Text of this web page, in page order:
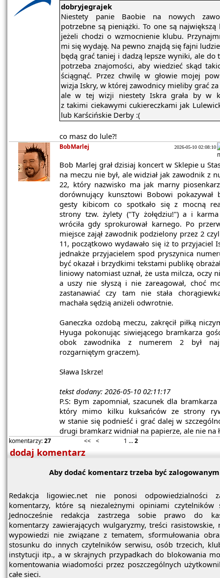
dobryjegrajek
Niestety panie Baobie na nowych
potrzebne są pieniążki. To one są największą
jeżeli chodzi o wzmocnienie klubu.
mi się wydaję. Na pewno znajdą się fajni
będą grać taniej i dadzą lepsze wyniki, ale do
potrzeba znajomości, aby wiedzieć skąd
ściągnąć. Przez chwilę w głowie mojej
wizja Iskry, w której zawodnicy mieliby grać
ale w tej wizji niestety Iskra grała by w
z takimi ciekawymi cukiereczkami jak
lub Karścińskie Derby :(
co masz do lule?!
BobMarlej 2026-05-10 02:08:10
Bob Marlej grał dzisiaj koncert w Sklepie u
na meczu nie był, ale widział jak zawodnik z
22, który nazwisko ma jak marny
dorównujący kunsztowi Bobowi pokazywał
gesty kibicom co spotkało się z mocną
strony tzw. żylety ("Ty żołędziu!") a i
wróciła gdy sprokurował karnego. Po
miejsce zajął zawodnik podzielony przez 2
11, początkowo wydawało się iż to przyjaciel
jednakże przyjacielem spod pryszynica
być okazał i brzydkimi tekstami publikę
liniowy natomiast uznał, że usta milcza, oczy
a uszy nie słyszą i nie zareagował, choć
zastanawiać czy tam nie stała
machała sędzią aniżeli odwrotnie.
Ganeczka ozdobą meczu, zakręcił piłką
Hyuga pokonując siwiejącego bramkarza
obok zawodnika z numerem 2 był
rozgarniętym graczem).
Sława Iskrze!
tekst dodany: 2026-05-10 02:11:17
P.S: Bym zapomniał, szacunek dla
który mimo kilku kuksańców ze strony
w stanie się podnieść i grać dalej w
drugi bramkarz widniał na papierze, ale nie na
komentarzy:27 << < 1 ...2
dodaj komentarz
Aby dodać komentarz trzeba być
Redakcja ligowiec.net nie ponosi odpowiedzialności
komentarzy, które są niezależnymi opiniami czytelników
Jednocześnie redakcja zastrzega sobie prawo do
komentarzy zawierających wulgaryzmy, treści rasistowskie,
wypowiedzi nie związane z tematem, sformułowania
stosunku do innych czytelników serwisu, osób trzecich,
instytucji itp., a w skrajnych przypadkach do blokowania
komentowania wiadomości przez poszczególnych
całe sieci.